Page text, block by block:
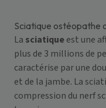
Sciatique ostéopathe
La sciatiqueest une
plus de 3 millions de
caractérise par une
et de la jambe. La
compression du nerf